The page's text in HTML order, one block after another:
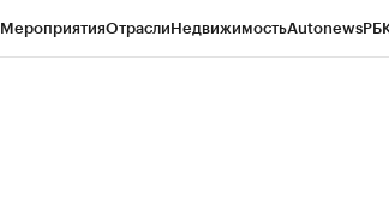
МероприятияОтраслиНедвижимостьAutonews